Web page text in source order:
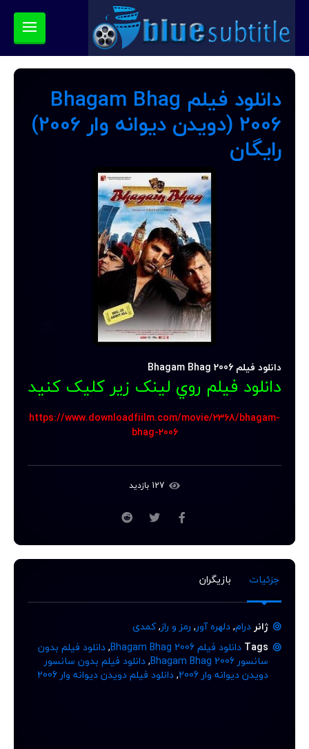
دانلود فیلم Bhagam Bhag
2006 (دویدن دیوانه‌ وار 2006)
رایگان
دانلود فیلم Bhagam Bhag 2006
دانلود فيلم روي لينک زير کليک کنيد
https://www.downloadfiilm.com/movie/2368/bhagam-
bhag-2006
127 بازدید
جزئیات بازیگران
ژانردرام,دلهره آور, رمز و راز,کمدی
Tags دانلود فیلم Bhagam Bhag 2006 ,دانلود فیلم بدون
سانسور Bhagam Bhag 2006
,دانلود فیلم بدون سانسور
دویدن دیوانه‌ وار 2006
,دانلود فیلم دویدن دیوانه‌ وار 2006